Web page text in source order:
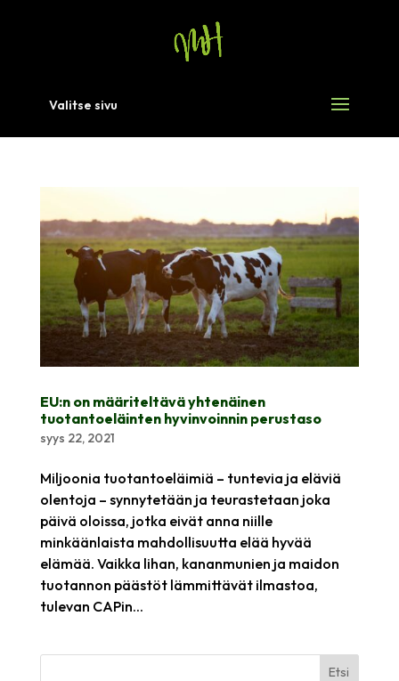
Valitse sivu
EU:n on määriteltävä yhtenäinen
tuotantoeläinten hyvinvoinnin perustaso
syys 22, 2021
Miljoonia tuotantoeläimiä – tuntevia ja eläviä
olentoja – synnytetään ja teurastetaan joka
päivä oloissa, jotka eivät anna niille
minkäänlaista mahdollisuutta elää hyvää
elämää. Vaikka lihan, kananmunien ja maidon
tuotannon päästöt lämmittävät ilmastoa,
tulevan CAPin...
Etsi